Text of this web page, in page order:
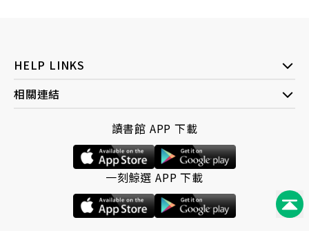
HELP LINKS
相關連結
讀書館 APP 下載
一刻鯨選 APP 下載